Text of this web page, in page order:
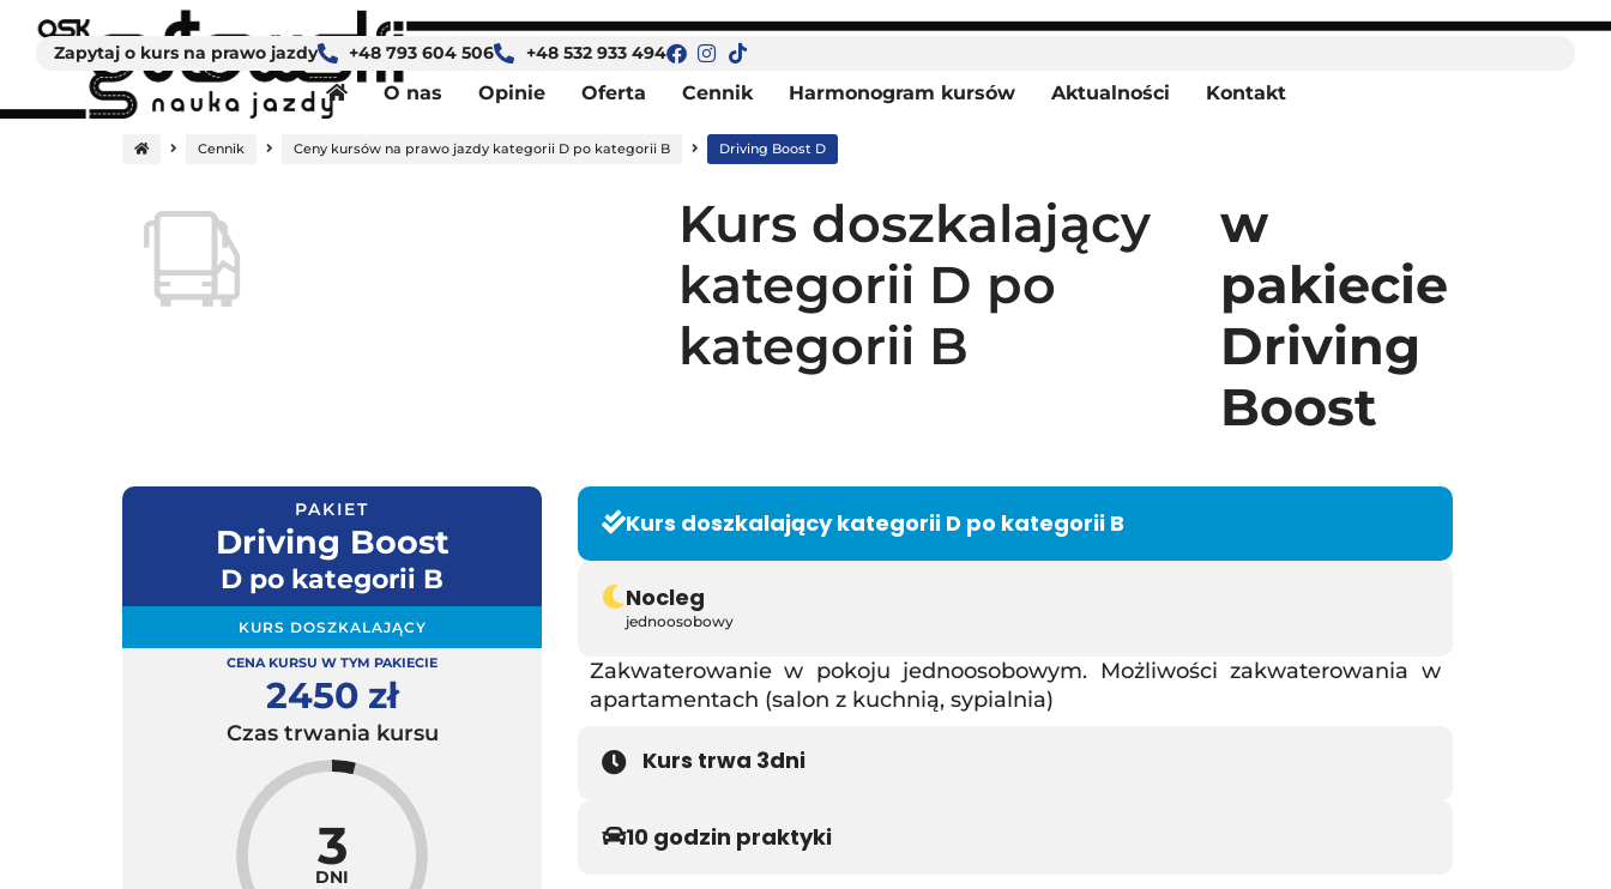
Zapytaj o kurs na prawo jazdy +48 793 604 506 +48 532 933 494
O nas Opinie Oferta Cennik Harmonogram kursów Aktualności Kontakt
Strona główna
Cennik Ceny kursów na prawo jazdy kategorii D po kategorii B Driving Boost D
Kurs doszkalający
kategorii D po
kategorii B
w
pakiecie
Driving
Boost
PAKIET
Driving Boost
D po kategorii B
KURS DOSZKALAJĄCY
CENA KURSU W TYM PAKIECIE
2450 zł
Czas trwania kursu
3
DNI
Kurs doszkalający kategorii D po kategorii B
Nocleg
jednoosobowy
Zakwaterowanie w pokoju jednoosobowym. Możliwości zakwaterowania w
apartamentach (salon z kuchnią, sypialnia)
Kurs trwa 3dni
10 godzin praktyki